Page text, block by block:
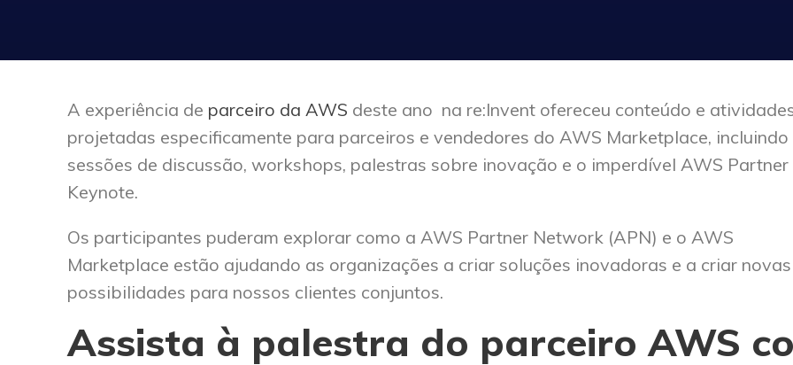
A experiência de parceiro da AWS deste ano na re:Invent ofereceu conteúdo e
projetadas especificamente para parceiros e vendedores do AWS Marketplace, incluindo
sessões de discussão, workshops, palestras sobre inovação e o imperdível AWS Partner
Keynote.
Os participantes puderam explorar como a AWS Partner Network (APN) e o AWS
Marketplace estão ajudando as organizações a criar soluções inovadoras e a criar novas
possibilidades para nossos clientes conjuntos.
Assista à palestra do parceiro AWS